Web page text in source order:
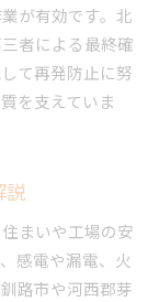
が有効です。北
者による最終確
て再発防止に努
を支えていま
説
まいや工場の安
感電や漏電、火
路市や河西郡芽